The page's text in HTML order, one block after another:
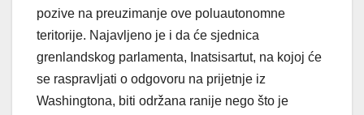
pozive na preuzimanje ove poluautonomne
teritorije. Najavljeno je i da će sjednica
grenlandskog parlamenta, Inatsisartut, na kojoj će
se raspravljati o odgovoru na prijetnje iz
Washingtona, biti održana ranije nego što je